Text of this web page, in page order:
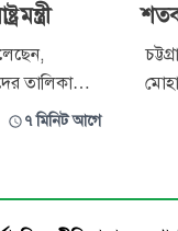
তালিকা
ও
সার্কিট
৭ মিনিট আগে